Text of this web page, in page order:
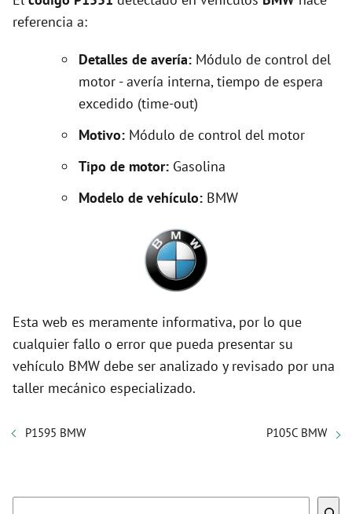
referencia a:
Detalles de avería: Módulo de control del
motor - avería interna, tiempo de espera
excedido (time-out)
Motivo: Módulo de control del motor
Tipo de motor: Gasolina
Modelo de vehículo: BMW
Esta web es meramente informativa, por lo que
cualquier fallo o error que pueda presentar su
vehículo BMW debe ser analizado y revisado por una
taller mecánico especializado.
P1595 BMW P105C BMW